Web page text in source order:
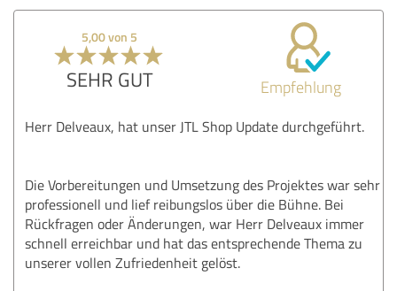
5,00 von 5
SEHR GUT Empfehlung
Herr Delveaux, hat unser JTL Shop Update durchgeführt.
Die Vorbereitungen und Umsetzung des Projektes war sehr
professionell und lief reibungslos über die Bühne. Bei
Rückfragen oder Änderungen, war Herr Delveaux immer
schnell erreichbar und hat das entsprechende Thema zu
unserer vollen Zufriedenheit gelöst.